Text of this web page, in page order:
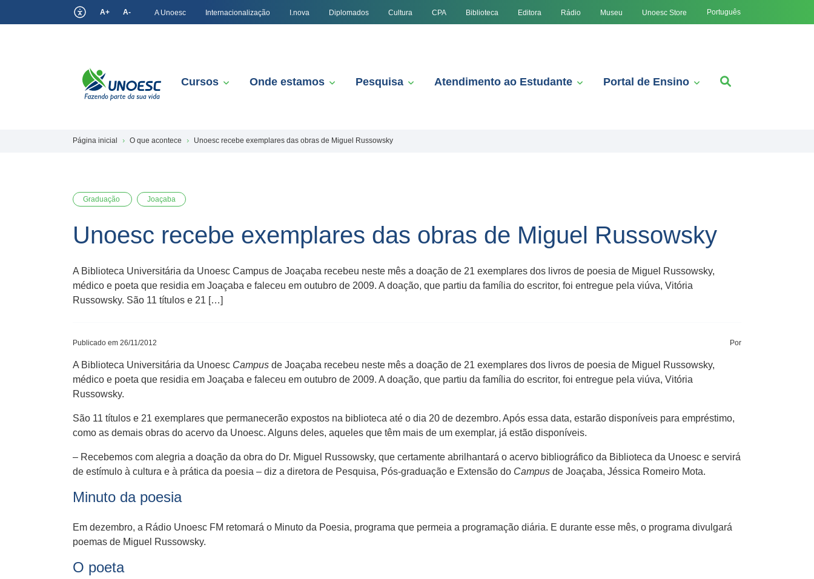
A+ A- A Unoesc Internacionalização I.nova Diplomados Cultura CPA Biblioteca Editora Rádio Museu Unoesc Store Português
Cursos Onde estamos Pesquisa Atendimento ao Estudante Portal de Ensino
Página inicial O que acontece Unoesc recebe exemplares das obras de Miguel Russowsky
Graduação Joaçaba
Unoesc recebe exemplares das obras de Miguel Russowsky
A Biblioteca Universitária da Unoesc Campus de Joaçaba recebeu neste mês a doação de 21 exemplares dos livros de poesia de Miguel Russowsky,
médico e poeta que residia em Joaçaba e faleceu em outubro de 2009. A doação, que partiu da família do escritor, foi entregue pela viúva, Vitória
Russowsky. São 11 títulos e 21 […]
Publicado em 26/11/2012 Por
A Biblioteca Universitária da Unoesc Campus de Joaçaba recebeu neste mês a doação de 21 exemplares dos livros de poesia de Miguel Russowsky,
médico e poeta que residia em Joaçaba e faleceu em outubro de 2009. A doação, que partiu da família do escritor, foi entregue pela viúva, Vitória
Russowsky.
São 11 títulos e 21 exemplares que permanecerão expostos na biblioteca até o dia 20 de dezembro. Após essa data, estarão disponíveis para empréstimo,
como as demais obras do acervo da Unoesc. Alguns deles, aqueles que têm mais de um exemplar, já estão disponíveis.
– Recebemos com alegria a doação da obra do Dr. Miguel Russowsky, que certamente abrilhantará o acervo bibliográfico da Biblioteca da Unoesc e servirá
de estímulo à cultura e à prática da poesia – diz a diretora de Pesquisa, Pós-graduação e Extensão do Campus de Joaçaba, Jéssica Romeiro Mota.
Minuto da poesia
Em dezembro, a Rádio Unoesc FM retomará o Minuto da Poesia, programa que permeia a programação diária. E durante esse mês, o programa divulgará
poemas de Miguel Russowsky.
O poeta